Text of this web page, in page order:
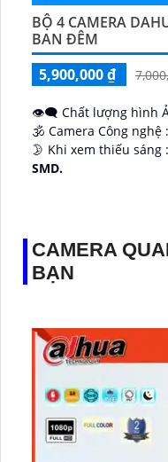
BỘ 4 CAMERA
BAN ĐÊM
5,900,000 ₫
👁️‍🗨 Chất lượng hình
🕉️ Camera Công nghệ :
🌛 Khi xem thiếu sáng :
SMD.
CAMERA
BẠN